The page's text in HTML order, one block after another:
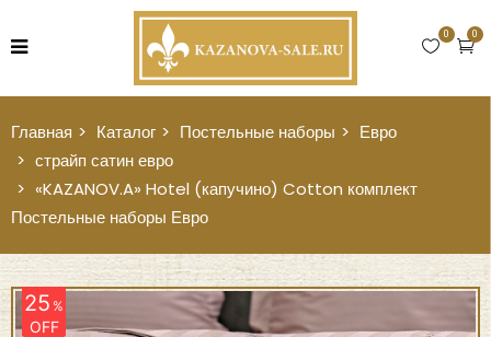
0
0
Главная Каталог Постельные наборы
Евро
страйп сатин евро
«KAZANOV.A» Hotel (капучино) Cotton комплект
Постельные наборы Евро
25%
OFF